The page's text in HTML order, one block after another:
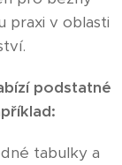
praxi v oblasti
podstatné
tabulky a